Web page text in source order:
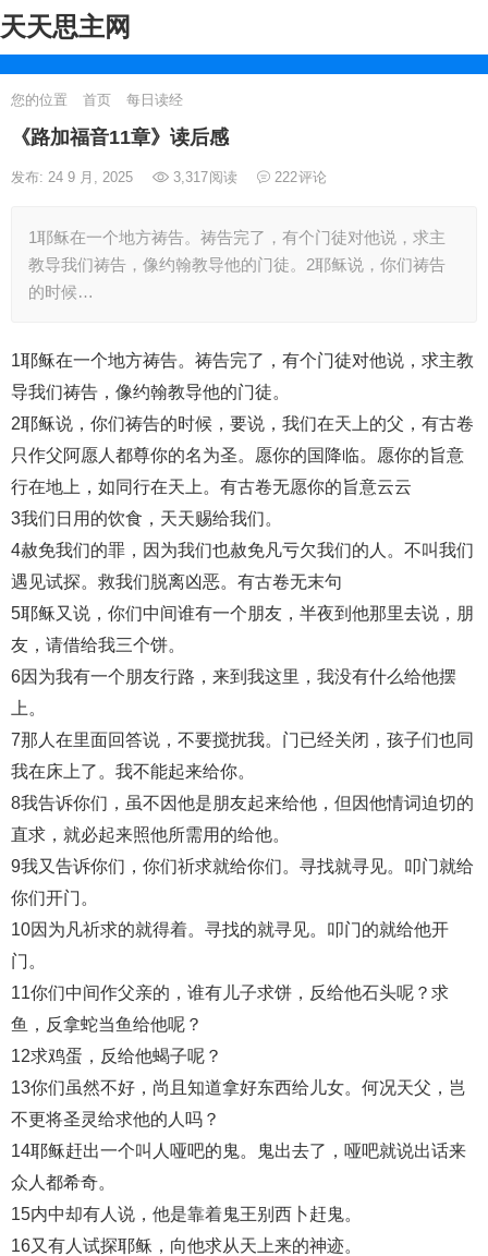
天天思主网
您的位置 首页 每日读经
《路加福音11章》读后感
发布: 24 9 月, 2025 3,317阅读 222评论
1耶稣在一个地方祷告。祷告完了，有个门徒对他说，求主
教导我们祷告，像约翰教导他的门徒。2耶稣说，你们祷告
的时候…
1耶稣在一个地方祷告。祷告完了，有个门徒对他说，求主教
导我们祷告，像约翰教导他的门徒。
2耶稣说，你们祷告的时候，要说，我们在天上的父，有古卷
只作父阿愿人都尊你的名为圣。愿你的国降临。愿你的旨意
行在地上，如同行在天上。有古卷无愿你的旨意云云
3我们日用的饮食，天天赐给我们。
4赦免我们的罪，因为我们也赦免凡亏欠我们的人。不叫我们
遇见试探。救我们脱离凶恶。有古卷无末句
5耶稣又说，你们中间谁有一个朋友，半夜到他那里去说，朋
友，请借给我三个饼。
6因为我有一个朋友行路，来到我这里，我没有什么给他摆
上。
7那人在里面回答说，不要搅扰我。门已经关闭，孩子们也同
我在床上了。我不能起来给你。
8我告诉你们，虽不因他是朋友起来给他，但因他情词迫切的
直求，就必起来照他所需用的给他。
9我又告诉你们，你们祈求就给你们。寻找就寻见。叩门就给
你们开门。
10因为凡祈求的就得着。寻找的就寻见。叩门的就给他开
门。
11你们中间作父亲的，谁有儿子求饼，反给他石头呢？求
鱼，反拿蛇当鱼给他呢？
12求鸡蛋，反给他蝎子呢？
13你们虽然不好，尚且知道拿好东西给儿女。何况天父，岂
不更将圣灵给求他的人吗？
14耶稣赶出一个叫人哑吧的鬼。鬼出去了，哑吧就说出话来
众人都希奇。
15内中却有人说，他是靠着鬼王别西卜赶鬼。
16又有人试探耶稣，向他求从天上来的神迹。